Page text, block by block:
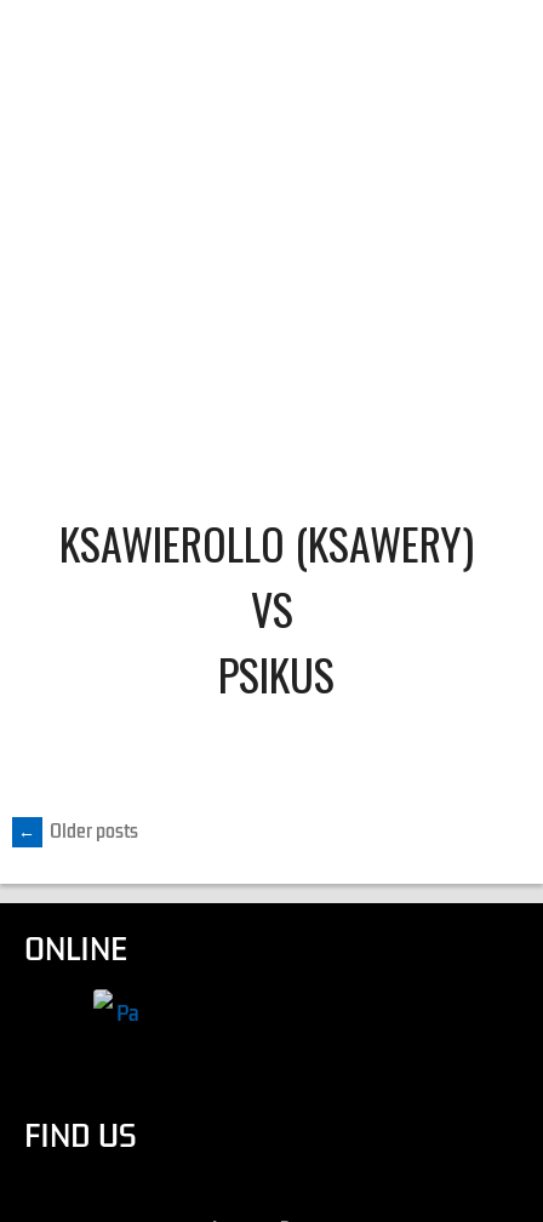
KSAWIEROLLO (KSAWERY)
VS
PSIKUS
← Older posts
ONLINE
FIND US